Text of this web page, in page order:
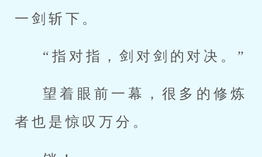
一剑斩下。
“指对指，剑对剑的对决。”
望着眼前一幕，很多的修炼
者也是惊叹万分。